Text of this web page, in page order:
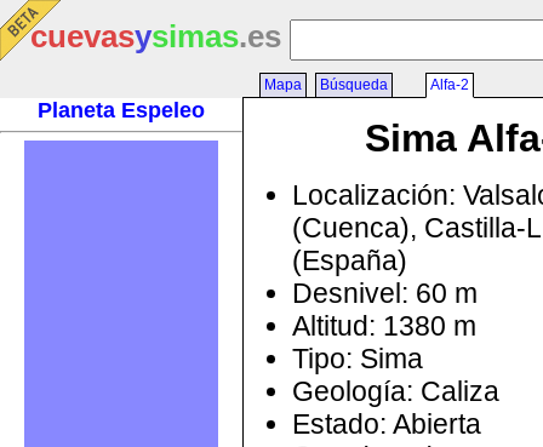
cuevasysimas.es
Planeta Espeleo
Mapa Búsqueda Alfa-2
Sima
Localización:
(Cuenca), Castilla-
(España)
Desnivel: 60 m
Altitud: 1380 m
Tipo: Sima
Geología: Caliza
Estado: Abierta